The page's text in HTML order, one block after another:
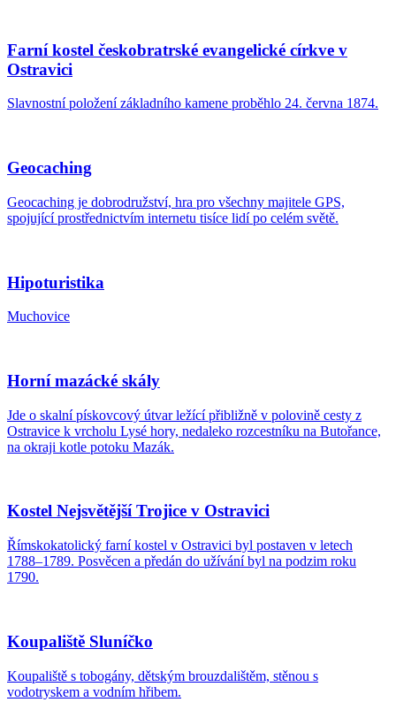
Farní kostel českobratrské evangelické církve v
Ostravici
Slavnostní položení základního kamene proběhlo 24. června 1874.
Geocaching
Geocaching je dobrodružství, hra pro všechny majitele GPS,
spojující prostřednictvím internetu tisíce lidí po celém světě.
Hipoturistika
Muchovice
Horní mazácké skály
Jde o skalní pískovcový útvar ležící přibližně v polovině cesty z
Ostravice k vrcholu Lysé hory, nedaleko rozcestníku na Butořance,
na okraji kotle potoku Mazák.
Kostel Nejsvětější Trojice v Ostravici
Římskokatolický farní kostel v Ostravici byl postaven v letech
1788–1789. Posvěcen a předán do užívání byl na podzim roku
1790.
Koupaliště Sluníčko
Koupaliště s tobogány, dětským brouzdalištěm, stěnou s
vodotryskem a vodním hřibem.